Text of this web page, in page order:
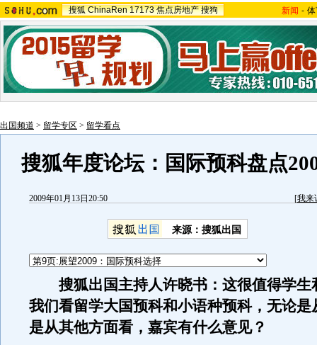
搜狐 ChinaRen 17173 焦点房地产 搜狗 新闻 -
出国频道 > 留学专区 > 留学看点
搜狐年度论坛：国际预科盘点
2009年01月13日20:50 [我来
来源： 搜狐出国
搜狐出国主持人许晓书：这很值得学生
我们看留学大国预科和小语种预科，无论是
是从其他方面看，嘉宾有什么意见？